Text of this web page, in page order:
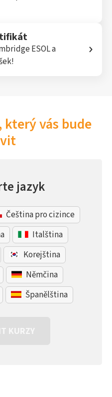
ESOL a
vás bude
jazyk
Čeština pro cizince
Italština
Korejština
Němčina
Španělština
KURZY